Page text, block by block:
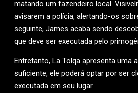
matando um fazendeiro local.
avisarem a polícia, alertando-os
seguinte, James acaba sendo
que deve ser executada pelo
Entretanto, La Tolqa apresenta uma
suficiente, ele poderá optar por ser
executada em seu lugar.